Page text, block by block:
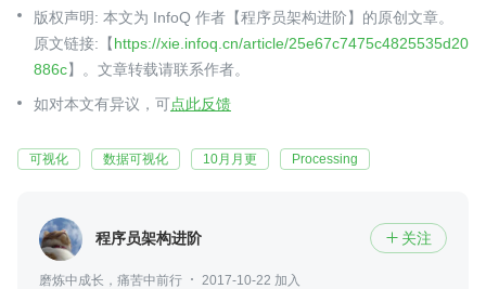
版权声明: 本文为 InfoQ 作者【程序员架构进阶】的原创文章。
原文链接:【https://xie.infoq.cn/article/25e67c7475c4825535d20
886c】。文章转载请联系作者。
如对本文有异议，可点此反馈
可视化 数据可视化 10月月更 Processing
程序员架构进阶  关注
磨炼中成长，痛苦中前行
2017-10-22 加入